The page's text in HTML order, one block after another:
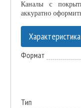
Каналы с
аккуратно
Характеристика
Формат
Тип